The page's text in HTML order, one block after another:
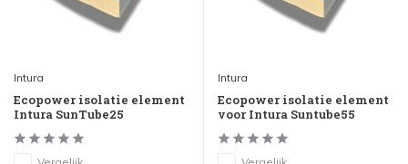
Intura
Ecopower isolatie element
Intura SunTube25
Vergelijk
Intura
Ecopower isolatie element
voor Intura Suntube55